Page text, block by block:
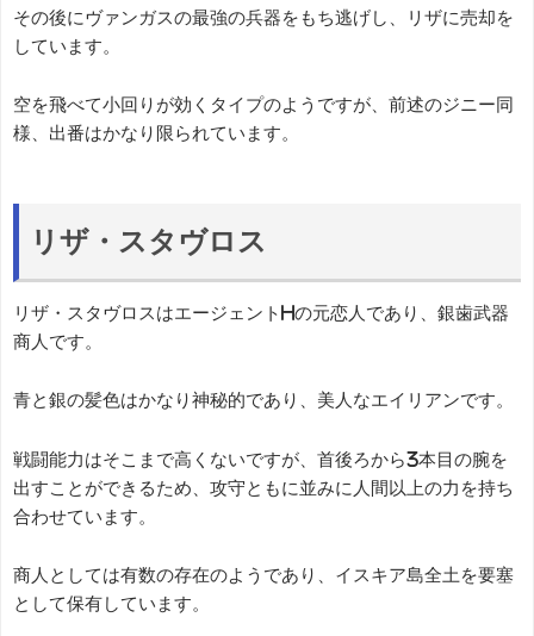
その後にヴァンガスの最強の兵器をもち逃げし、リザに売却を
しています。
空を飛べて小回りが効くタイプのようですが、前述のジニー同
様、出番はかなり限られています。
リザ・スタヴロス
リザ・スタヴロスはエージェントHの元恋人であり、銀歯武器
商人です。
青と銀の髪色はかなり神秘的であり、美人なエイリアンです。
戦闘能力はそこまで高くないですが、首後ろから3本目の腕を
出すことができるため、攻守ともに並みに人間以上の力を持ち
合わせています。
商人としては有数の存在のようであり、イスキア島全土を要塞
として保有しています。